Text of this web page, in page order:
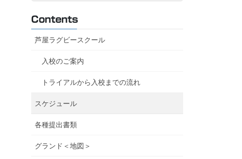
Contents
芦屋ラグビースクール
入校のご案内
トライアルから入校までの流れ
スケジュール
各種提出書類
グランド＜地図＞